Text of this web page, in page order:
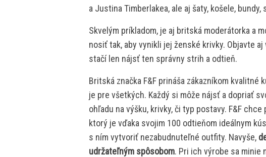
a Justina Timberlakea, ale aj šaty, košele, bundy,
Skvelým príkladom, je aj britská moderátorka a
nosiť tak, aby vynikli jej ženské krivky. Objavte
stačí len nájsť ten správny strih a odtieň.
Britská značka F&F prináša zákazníkom kvalitné
je pre všetkých. Každý si môže nájsť a dopriať
ohľadu na výšku, krivky, či typ postavy. F&F
ktorý je vďaka svojim 100 odtieňom ideálnym
s ním vytvoriť nezabudnuteľné outfity. Navyše,
udržateľným spôsobom. Pri ich výrobe sa minie